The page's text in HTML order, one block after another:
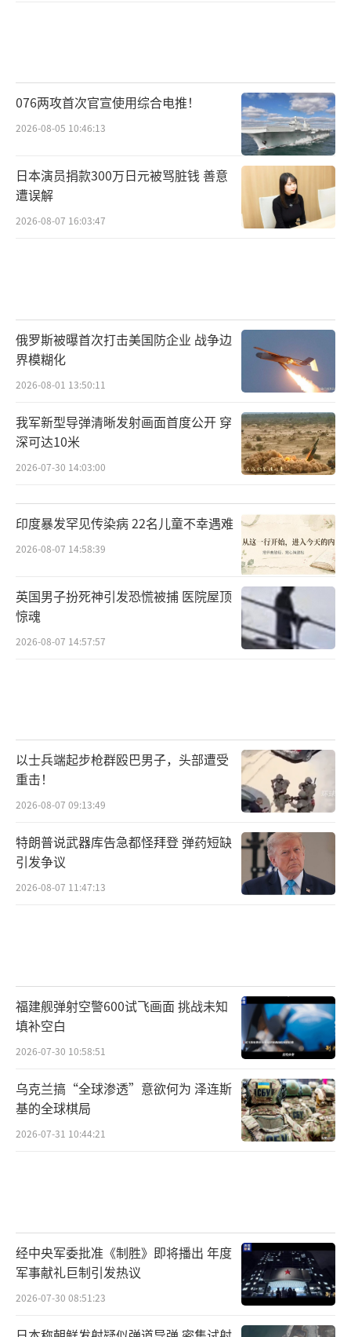
沃尔特教授在文中感慨万千地指出：特朗
普把美国从“世界警察”变成了“孤家寡
看看他退出了哪些组织就明白了：除了
《巴黎协定》，还有跨太平洋伙伴关系协定（T
PP）、伊朗核协议、联合国教科文组织、人权
特朗普不管盟友怎么反对，硬是单方面撕毁协
议，结果伊朗马上又启动核计划，中东那边顿
时乱成一锅粥。
特朗普可能觉得“退群”特别牛气，就跟
小孩生气了直接退出游戏似的。可美国一走，
中国和欧盟立马顶上，掌控规则的影响力越来
沃尔特算过账：美国因退出那些组织丢掉
的国际话语权，至少得花十年才能追回，有些
国内分煽动国会山骚乱，把美国变成 红蓝
对立国
沃尔特在文中直言国会山骚乱是“民主制
度的污点”，2021年1月6日，特朗普的粉丝冲
进国会，打警察、砸设备，就是为了推翻选举
结果，这事儿在美国史上还是第一次见。
沃尔特拿民调说了，六成共和党人觉得202
0年大选有猫腻，七成民主党人则认为特朗普
州的人大多抗拒疫苗，蓝州则硬性要求接种；
连戴不戴口罩，都被政治立场绑上了标签。
卡华反被中国逼出芯片自主
2018年特朗普一声令下，要制裁华为，想
借此扳倒中国高科技产业。结果咋样？华为非
但没倒下，反倒激发了中国芯片的自主研发能
自给率，从2018年的17%一路飙升到2025年的
42%。而且，中芯国际已经能搞出7纳米的芯片
了，华为 Mate70 也用上了全国产的处理器。
美国那边芯片公司遭了大亏，高通、英特
076两攻首次官宣使用综合电推！
2026-08-05 10:46:13
日本演员捐款300万日元被骂脏钱 善意
遭误解
2026-08-07 16:03:47
俄罗斯被曝首次打击美国防企业 战争边
界模糊化
2026-08-01 13:50:11
我军新型导弹清晰发射画面首度公开 穿
深可达10米
2026-07-30 14:03:00
印度暴发罕见传染病 22名儿童不幸遇难
2026-08-07 14:58:39
英国男子扮死神引发恐慌被捕 医院屋顶
惊魂
2026-08-07 14:57:57
以士兵端起步枪群殴巴男子，头部遭受
重击！
2026-08-07 09:13:49
特朗普说武器库告急都怪拜登 弹药短缺
引发争议
2026-08-07 11:47:13
福建舰弹射空警600试飞画面 挑战未知
填补空白
2026-07-30 10:58:51
乌克兰搞“全球渗透”意欲何为 泽连斯
基的全球棋局
2026-07-31 10:44:21
经中央军委批准《制胜》即将播出 年度
军事献礼巨制引发热议
2026-07-30 08:51:23